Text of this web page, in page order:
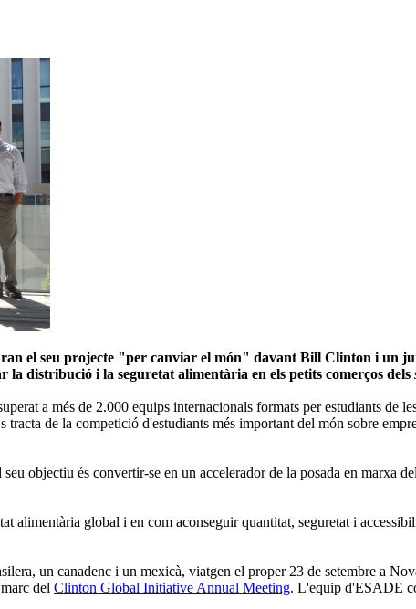
el seu projecte "per canviar el món" davant Bill Clinton i un
distribució i la seguretat alimentària en els petits comerços dels
a més de 2.000 equips internacionals formats per estudiants de
tracta de la competició d'estudiants més important del món sobre
objectiu és convertir-se en un accelerador de la posada en marxa
alimentària global i en com aconseguir quantitat, seguretat i
un canadenc i un mexicà, viatgen el proper 23 de setembre a
del Clinton Global Initiative Annual Meeting. L'equip d'ESADE